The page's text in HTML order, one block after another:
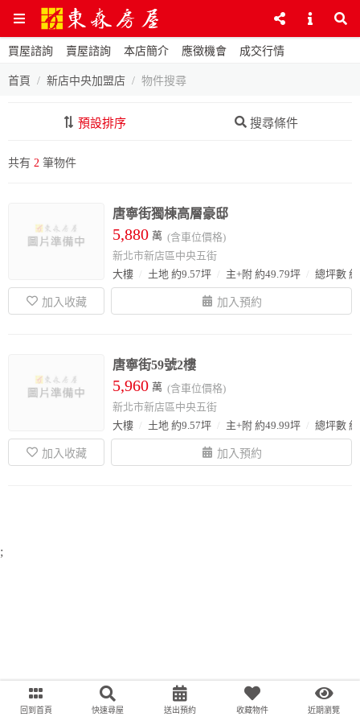
買屋諮詢 賣屋諮詢 本店簡介 應徵機會 成交行情
首頁 新店中央加盟店 物件搜尋
預設排序 搜尋條件
共有 2 筆物件
唐寧街獨棟高層豪邸
5,880 萬 (含車位價格)
新北市新店區中央五街
大樓
土地 約9.57坪 主+附 約49.79坪 總坪數
唐寧街59號2樓
5,960 萬 (含車位價格)
新北市新店區中央五街
大樓
土地 約9.57坪 主+附 約49.99坪 總坪數
回到首頁 快速尋屋 送出預約 收藏物件 近期瀏覽
;